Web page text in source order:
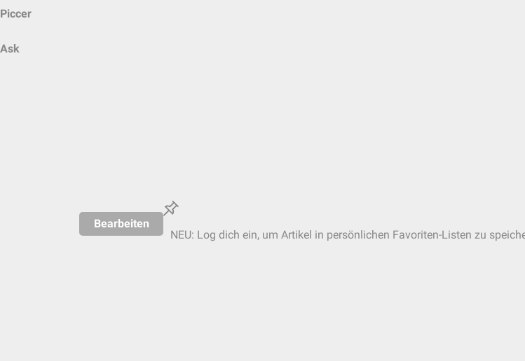
Piccer
Ask
Bearbeiten
NEU: Log dich ein, um Artikel in persönlichen Favoriten-Listen zu